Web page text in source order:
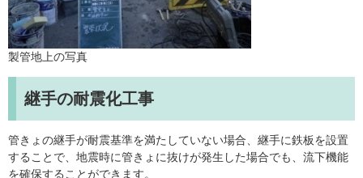
製管地上の写真
継手の耐震化工事
管きょの継手が耐震基準を満たしていない場合、継手に鉄板を設置
することで、地震時に管きょに抜けが発生した場合でも、流下機能
を確保することができます。